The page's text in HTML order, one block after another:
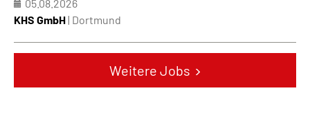
05.08.2026
KHS GmbH| Dortmund
Weitere Jobs